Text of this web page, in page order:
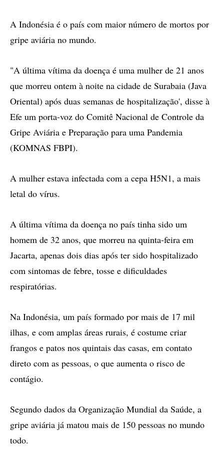
A Indonésia é o país com maior número de mortos por
gripe aviária no mundo.
"A última vítima da doença é uma mulher de 21 anos
que morreu ontem à noite na cidade de Surabaia (Java
Oriental) após duas semanas de hospitalização', disse à
Efe um porta-voz do Comitê Nacional de Controle da
Gripe Aviária e Preparação para uma Pandemia
(KOMNAS FBPI).
A mulher estava infectada com a cepa H5N1, a mais
letal do vírus.
A última vítima da doença no país tinha sido um
homem de 32 anos, que morreu na quinta-feira em
Jacarta, apenas dois dias após ter sido hospitalizado
com sintomas de febre, tosse e dificuldades
respiratórias.
Na Indonésia, um país formado por mais de 17 mil
ilhas, e com amplas áreas rurais, é costume criar
frangos e patos nos quintais das casas, em contato
direto com as pessoas, o que aumenta o risco de
contágio.
Segundo dados da Organização Mundial da Saúde, a
gripe aviária já matou mais de 150 pessoas no mundo
todo.